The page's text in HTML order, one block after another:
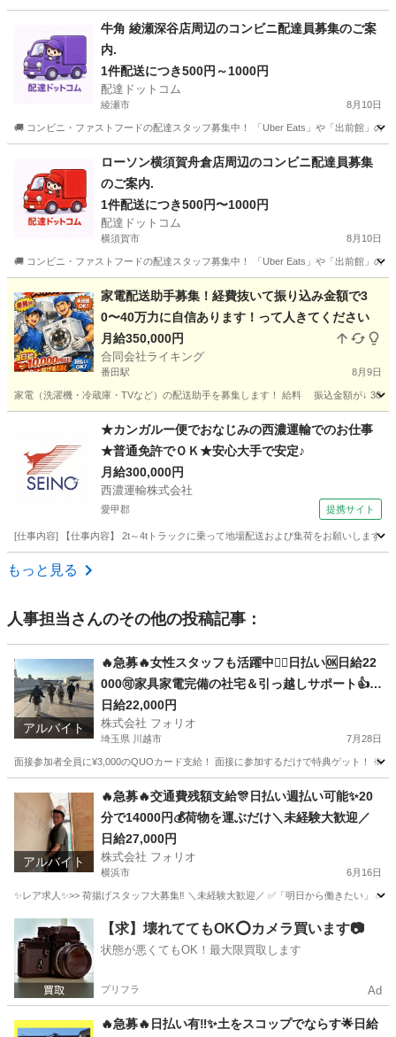
相模原市 ドライバー 貨物
牛角 綾瀬深谷店周辺のコンビニ配達員募集のご案
内.
1件配送につき500円～1000円
配達ドットコム
綾瀬市 8月10日
🚚 コンビニ・ファストフードの配達スタッフ募集中！ 「Uber Eats」や「出前館」の
牛角
ローソン横須賀舟倉店周辺のコンビニ配達員募集
のご案内.
1件配送につき500円〜1000円
配達ドットコム
横須賀市 8月10日
🚚 コンビニ・ファストフードの配達スタッフ募集中！ 「Uber Eats」や「出前館」の
横須賀市 配送 ローソン
家電配送助手募集！経費抜いて振り込み金額で3
0〜40万力に自信あります！って人きてください
月給350,000円
合同会社ライキング
番田駅 8月9日
家電（洗濯機・冷蔵庫・TVなど）の配送助手を募集します！ 給料 振込金額が↓ 30万
相模原市 番田駅 配送 助手
★カンガルー便でおなじみの西濃運輸でのお仕事
★普通免許でＯＫ★安心大手で安定♪
月給300,000円
西濃運輸株式会社
愛甲郡 提携サイト
[仕事内容] 【仕事内容】 2t～4tトラックに乗って地場配送および集荷をお願いします
神奈川 愛甲郡
もっと見る
人事担当 さんのその他の投稿記事：
アルバイト
🔥急募🔥女性スタッフも活躍中🙆‍♀️日払い🆗日給22
000🉑家具家電完備の社宅＆引っ越しサポート👍初
期費用は会社負担で生活スタート🤩交通費全額支
給
日給22,000円
株式会社 フォリオ
埼玉県 川越市 7月28日
面接参加者全員に¥3,000のQUOカード支給！ 面接に参加するだけで特典ゲット！ ※
建築 スタッフ
アルバイト
🔥急募🔥交通費残額支給🎊日払い週払い可能✨20
分で14000円💰荷物を運ぶだけ＼未経験大歓迎／
日給27,000円
株式会社 フォリオ
横浜市 6月16日
✨レア求人✨>> 荷揚げスタッフ大募集‼️ ＼未経験大歓迎／ ✅「明日から働きたい」
神奈川 横浜市 その他 スタッフ
【求】壊れててもOK⭕️カメラ買います📷
状態が悪くてもOK！最大限買取します
プリフラ Ad
🔥急募🔥日払い有‼️✨土をスコップでならす🌟日給